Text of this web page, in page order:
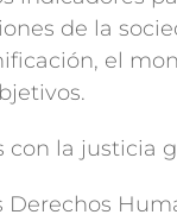
de la
el
con la justicia
Derechos